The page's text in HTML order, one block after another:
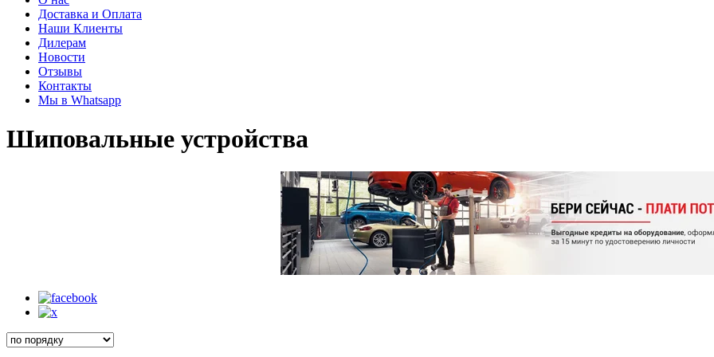
Доставка и Оплата
Наши Клиенты
Дилерам
Новости
Отзывы
Контакты
Мы в Whatsapp
Шиповальные устройства